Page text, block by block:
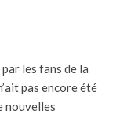
les fans de la
pas encore été
nouvelles